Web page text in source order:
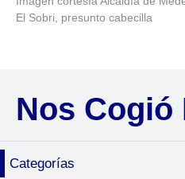
El Sobri, presunto cabecilla
Nos Cogió
Categorías